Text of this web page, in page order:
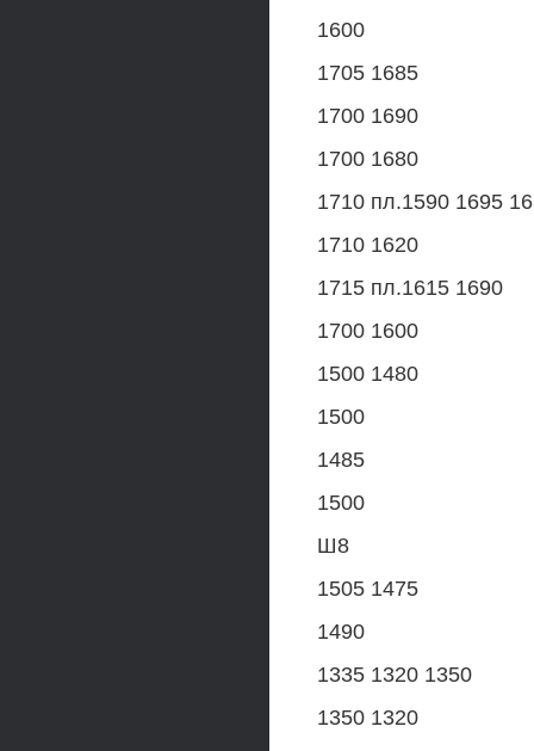
1600
1705 1685
1700 1690
1700 1680
1710 пл.1590 1695
1710 1620
1715 пл.1615 1690
1700 1600
1500 1480
1500
1485
1500
Ш8
1505 1475
1490
1335 1320 1350
1350 1320